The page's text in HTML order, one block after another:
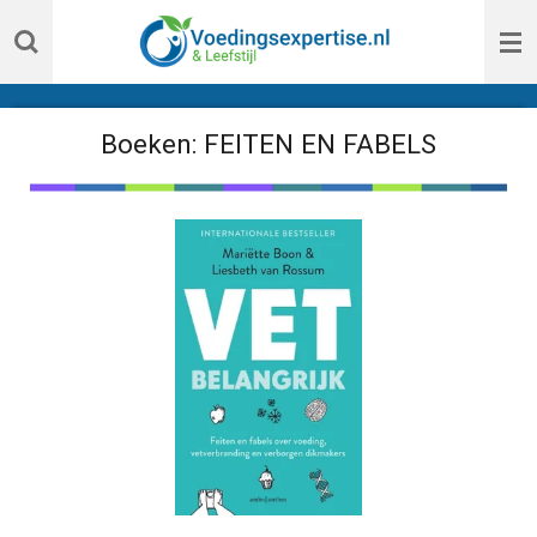
Ga
direct
hoofdinhoudBoeken: FEITEN EN FABELS